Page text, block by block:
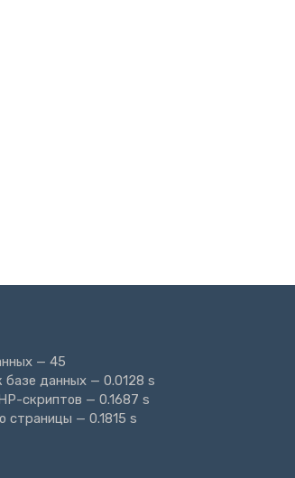
— 45
базе данных — 0.0128 s
скриптов — 0.1687 s
страницы — 0.1815 s